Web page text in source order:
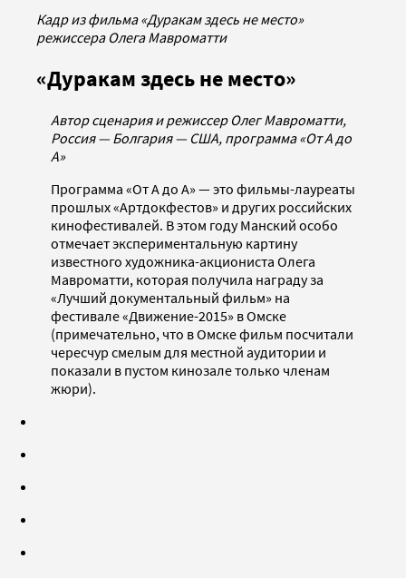
Кадр из фильма «Дуракам здесь не место»
режиссера Олега Мавроматти
«Дуракам здесь не место»
Автор сценария и режиссер Олег Мавроматти,
Россия — Болгария — США, программа «От А до
А»
Программа «От А до А» — это фильмы-лауреаты
прошлых «Артдокфестов» и других российских
кинофестивалей. В этом году Манский особо
отмечает экспериментальную картину
известного художника-акциониста Олега
Мавроматти, которая получила награду за
«Лучший документальный фильм» на
фестивале «Движение-2015» в Омске
(примечательно, что в Омске фильм посчитали
чересчур смелым для местной аудитории и
показали в пустом кинозале только членам
жюри).